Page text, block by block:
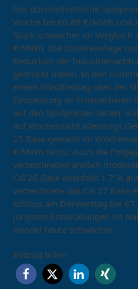
Der durchschnittliche
Woche bei 60,69 €/MWh und
Stück schwächer im Vergleich
€/MWh. Die Osterfeiertage
Reduktion der
gedrückt haben. In den
einem Windbeitrag über der
Einspeisung an Erneuerbaren
auf den Spotpreisen lasten.
auf Wochensicht allerdings
25 Base gewann im
€/MWh hinzu. Auch die
verzeichneten ähnlich
Cal 26 Base ebenfalls 1,7 %
verzeichnete das Cal 27 Base
schloss am Donnerstag bei
jüngsten Entwicklungen im
Handel heute schwächer.
Beitrag teilen